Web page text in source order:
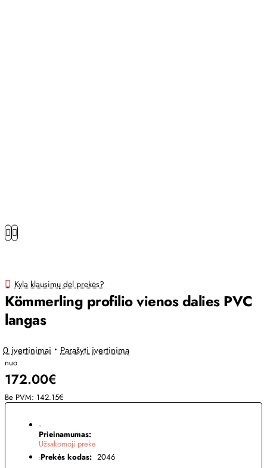
Kyla klausimų dėl prekės?
Kömmerling profilio vienos dalies PVC
langas
0 įvertinimai • Parašyti įvertinimą
nuo
172.00€
Be PVM: 142.15€
Prieinamumas:
Užsakomoji prekė
Prekės kodas: 2046